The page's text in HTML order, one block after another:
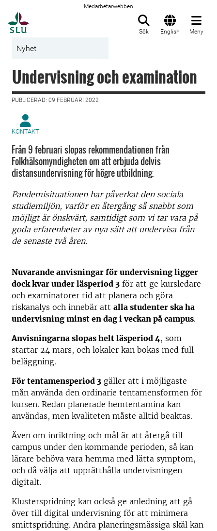
Medarbetarwebben
Sök English Meny
Nyhet
Undervisning och examination
PUBLICERAD: 09 FEBRUARI 2022
KONTAKT
Från 9 februari slopas rekommendationen från
Folkhälsomyndigheten om att erbjuda delvis
distansundervisning för högre utbildning.
Pandemisituationen har påverkat den sociala
studiemiljön, varför en återgång så snabbt som
möjligt är önskvärt, samtidigt som vi tar vara på
goda erfarenheter av nya sätt att undervisa från
de senaste två åren.
Nuvarande anvisningar för undervisning ligger
dock kvar under läsperiod 3 för att ge kursledare
och examinatorer tid att planera och göra
riskanalys och innebär att alla studenter ska ha
undervisning minst en dag i veckan på campus.
Anvisningarna slopas helt läsperiod 4, som
startar 24 mars, och lokaler kan bokas med full
beläggning.
För tentamensperiod 3 gäller att i möjligaste
mån använda den ordinarie tentamensformen för
kursen. Redan planerade hemtentamina kan
användas, men kvaliteten måste alltid beaktas.
Även om inriktning och mål är att återgå till
campus under den kommande perioden, så kan
lärare behöva vara hemma med lätta symptom,
och då välja att upprätthålla undervisningen
digitalt.
Klusterspridning kan också ge anledning att gå
över till digital undervisning för att minimera
smittspridning. Andra planeringsmässiga skäl kan